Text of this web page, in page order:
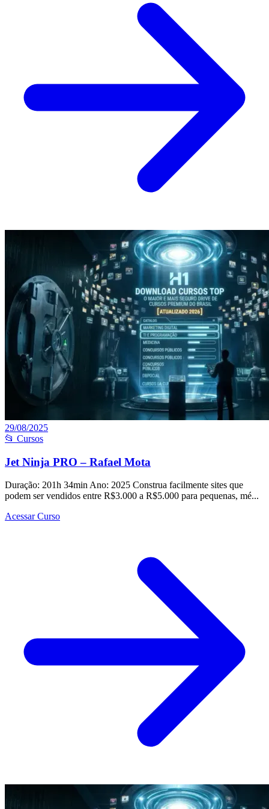
29/08/2025
📂 Cursos
Jet Ninja PRO – Rafael Mota
Duração: 201h 34min Ano: 2025 Construa facilmente sites que
podem ser vendidos entre R$3.000 a R$5.000 para pequenas, mé...
Acessar Curso